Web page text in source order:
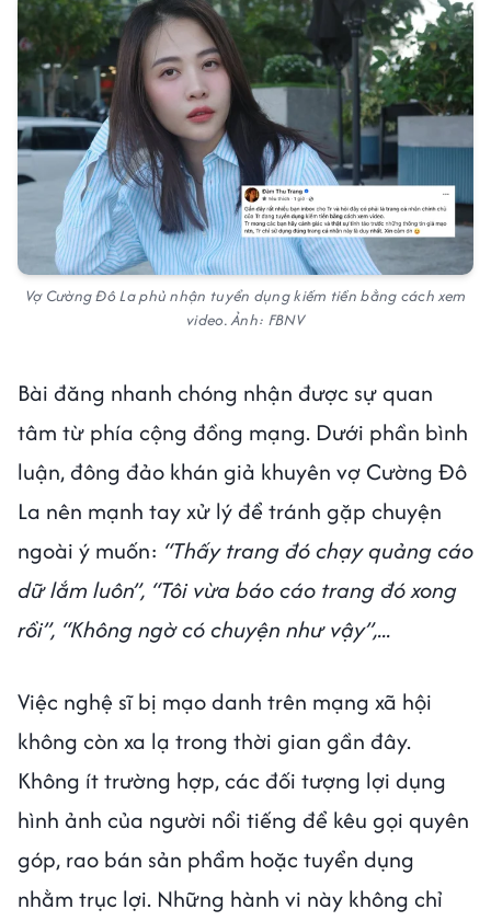
Vợ Cường Đô La phủ nhận tuyển dụng kiếm tiền bằng cách xem
video. Ảnh: FBNV
Bài đăng nhanh chóng nhận được sự quan
tâm từ phía cộng đồng mạng. Dưới phần bình
luận, đông đảo khán giả khuyên vợ Cường Đô
La nên mạnh tay xử lý để tránh gặp chuyện
ngoài ý muốn: “Thấy trang đó chạy quảng cáo
dữ lắm luôn”, “Tôi vừa báo cáo trang đó xong
rồi”, “Không ngờ có chuyện như vậy”,...
Việc nghệ sĩ bị mạo danh trên mạng xã hội
không còn xa lạ trong thời gian gần đây.
Không ít trường hợp, các đối tượng lợi dụng
hình ảnh của người nổi tiếng để kêu gọi quyên
góp, rao bán sản phẩm hoặc tuyển dụng
nhằm trục lợi. Những hành vi này không chỉ